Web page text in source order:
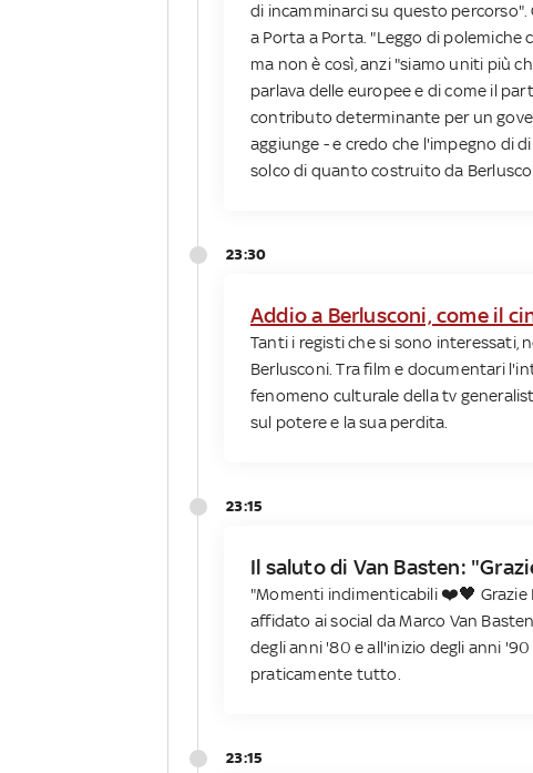
di incamminarci su questo percorso".
a Porta a Porta. "Leggo di polemiche
ma non è così, anzi "siamo uniti più
parlava delle europee e di come il
contributo determinante per un
aggiunge - e credo che l'impegno di
solco di quanto costruito da
23:30
Addio a Berlusconi, come il
Tanti i registi che si sono interessati,
Berlusconi. Tra film e documentari
fenomeno culturale della tv
sul potere e la sua perdita.
23:15
Il saluto di Van Basten:
"Momenti indimenticabili ❤️🖤 Grazie
affidato ai social da Marco Van
degli anni '80 e all'inizio degli anni
praticamente tutto.
23:15